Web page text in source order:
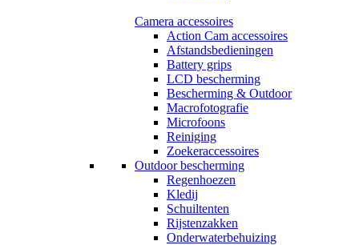
Camera accessoires
Action Cam accessoires
Afstandsbedieningen
Battery grips
LCD bescherming
Bescherming & Outdoor
Macrofotografie
Microfoons
Reiniging
Zoekeraccessoires
Outdoor bescherming
Regenhoezen
Kledij
Schuiltenten
Rijstenzakken
Onderwaterbehuizing